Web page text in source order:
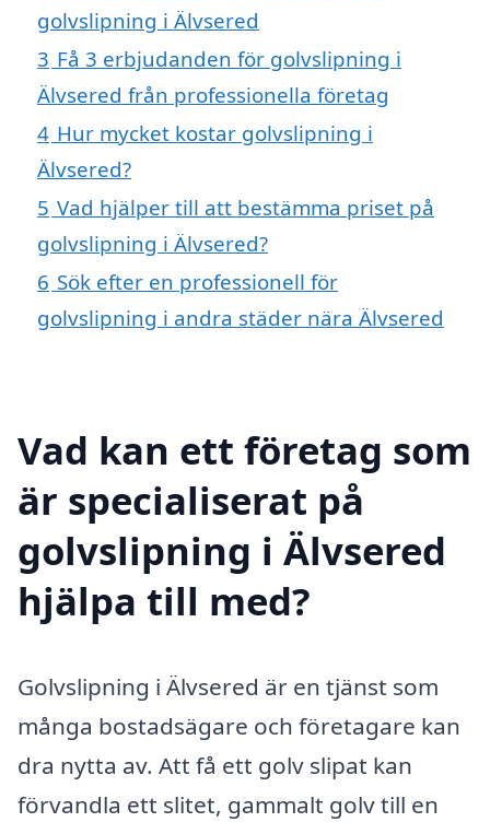
golvslipning i Älvsered
3 Få 3 erbjudanden för golvslipning i
Älvsered från professionella företag
4 Hur mycket kostar golvslipning i
Älvsered?
5 Vad hjälper till att bestämma priset på
golvslipning i Älvsered?
6 Sök efter en professionell för
golvslipning i andra städer nära Älvsered
Vad kan ett företag som
är specialiserat på
golvslipning i Älvsered
hjälpa till med?
Golvslipning i Älvsered är en tjänst som
många bostadsägare och företagare kan
dra nytta av. Att få ett golv slipat kan
förvandla ett slitet, gammalt golv till en